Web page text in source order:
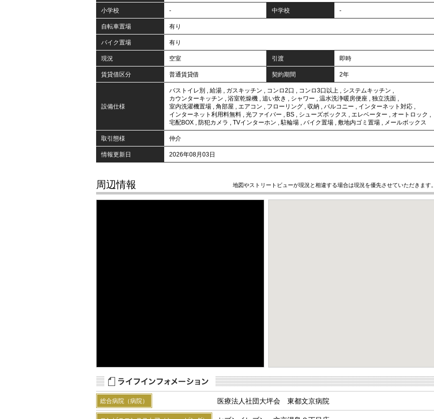
小学校 - 中学校 -
自転車置場 有り
バイク置場 有り
現況 空室 引渡 即時
賃貸借区分 普通賃貸借 契約期間 2年
設備仕様
バストイレ別 , 給湯 , ガスキッチン , コンロ2口 , コンロ3口以上 , システムキッチン ,
カウンターキッチン , 浴室乾燥機 , 追い炊き , シャワー , 温水洗浄暖房便座 , 独立洗面 ,
室内洗濯機置場 , 角部屋 , エアコン , フローリング , 収納 , バルコニー , インターネット対応 ,
インターネット利用料無料 , 光ファイバー , BS , シューズボックス , エレベーター , オートロック ,
宅配BOX , 防犯カメラ , TVインターホン ,駐輪場 , バイク置場 , 敷地内ゴミ置場 , メールボックス
取引態様 仲介
情報更新日 2026年08月03日
周辺情報 地図やストリートビューが現況と相違する場合は現況を優先させていただきます。
総合病院（病院） 医療法人社団大坪会 東都文京病院